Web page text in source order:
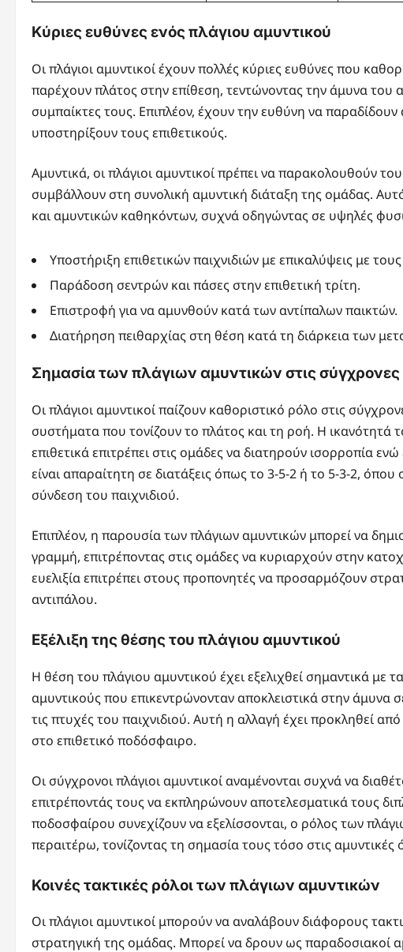
Κύριες ευθύνες ενός πλάγιου αμυντικού
Οι πλάγιοι αμυντικοί έχουν πολλές κύριες ευθύνες που
παρέχουν πλάτος στην επίθεση, τεντώνοντας την άμυνα του
συμπαίκτες τους. Επιπλέον, έχουν την ευθύνη να παραδίδουν
υποστηρίξουν τους επιθετικούς.
Αμυντικά, οι πλάγιοι αμυντικοί πρέπει να παρακολουθούν
συμβάλλουν στη συνολική αμυντική διάταξη της ομάδας.
και αμυντικών καθηκόντων, συχνά οδηγώντας σε υψηλές
Υποστήριξη επιθετικών παιχνιδιών με επικαλύψεις με
Παράδοση σεντρών και πάσες στην επιθετική τρίτη.
Επιστροφή για να αμυνθούν κατά των αντίπαλων παικτών.
Διατήρηση πειθαρχίας στη θέση κατά τη διάρκεια των
Σημασία των πλάγιων αμυντικών στις σύγχρονες
Οι πλάγιοι αμυντικοί παίζουν καθοριστικό ρόλο στις
συστήματα που τονίζουν το πλάτος και τη ροή. Η ικανότητά
επιθετικά επιτρέπει στις ομάδες να διατηρούν ισορροπία
είναι απαραίτητη σε διατάξεις όπως το 3-5-2 ή το 5-3-2, όπου
σύνδεση του παιχνιδιού.
Επιπλέον, η παρουσία των πλάγιων αμυντικών μπορεί να
γραμμή, επιτρέποντας στις ομάδες να κυριαρχούν στην
ευελιξία επιτρέπει στους προπονητές να προσαρμόζουν
αντιπάλου.
Εξέλιξη της θέσης του πλάγιου αμυντικού
Η θέση του πλάγιου αμυντικού έχει εξελιχθεί σημαντικά με
αμυντικούς που επικεντρώνονταν αποκλειστικά στην άμυνα
τις πτυχές του παιχνιδιού. Αυτή η αλλαγή έχει προκληθεί
στο επιθετικό ποδόσφαιρο.
Οι σύγχρονοι πλάγιοι αμυντικοί αναμένονται συχνά να
επιτρέποντάς τους να εκπληρώνουν αποτελεσματικά τους
ποδοσφαίρου συνεχίζουν να εξελίσσονται, ο ρόλος των
περαιτέρω, τονίζοντας τη σημασία τους τόσο στις αμυντικές
Κοινές τακτικές ρόλοι των πλάγιων αμυντικών
Οι πλάγιοι αμυντικοί μπορούν να αναλάβουν διάφορους
στρατηγική της ομάδας. Μπορεί να δρουν ως παραδοσιακοί